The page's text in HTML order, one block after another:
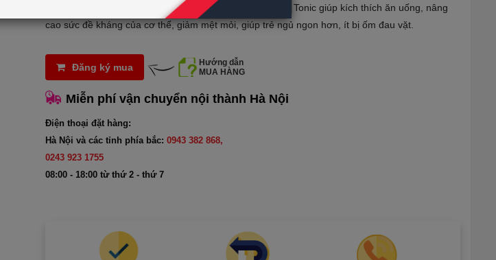
Hồng sâm baby Daedong - Korean Red Ginseng Kid Tonic giúp kích thích ăn uống, nâng
cao sức đề kháng của cơ thể, giảm mệt mỏi, giúp trẻ ngủ ngon hơn, ít bị ốm đau vặt.
Đăng ký mua
Hướng dẫn
MUA HÀNG
Miễn phí vận chuyển nội thành Hà Nội
Điện thoại đặt hàng:
Hà Nội và các tỉnh phía bắc: 0943 382 868,
0243 923 1755
08:00 - 18:00 từ thứ 2 - thứ 7